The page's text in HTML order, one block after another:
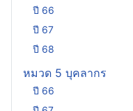
ปี 66
ปี 67
ปี 68
หมวด 5 บุคลากร
ปี 66